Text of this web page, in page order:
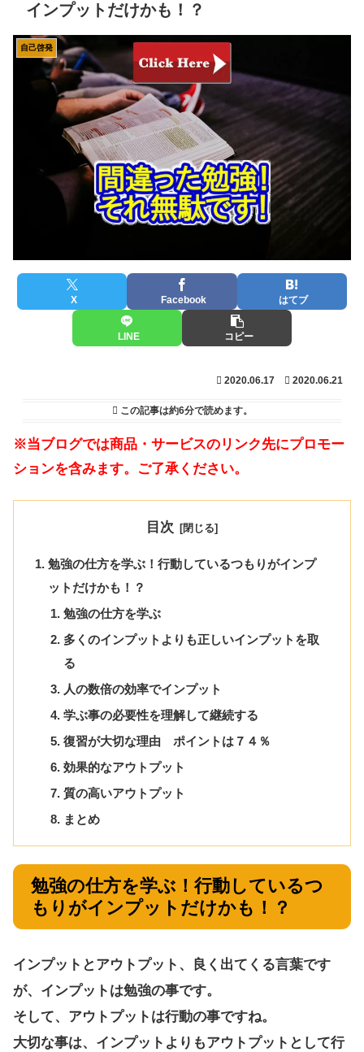
インプットだけかも！？
自己啓発
X Facebook はてブ
LINE コピー
2020.06.17 2020.06.21
この記事は約6分で読めます。
※当ブログでは商品・サービスのリンク先にプロモー
ションを含みます。ご了承ください。
目次
勉強の仕方を学ぶ！行動しているつもりがインプ
ットだけかも！？
勉強の仕方を学ぶ
多くのインプットよりも正しいインプットを取
る
人の数倍の効率でインプット
学ぶ事の必要性を理解して継続する
復習が大切な理由 ポイントは７４％
効果的なアウトプット
質の高いアウトプット
まとめ
勉強の仕方を学ぶ！行動しているつ
もりがインプットだけかも！？
インプットとアウトプット、良く出てくる言葉です
が、インプットは勉強の事です。
そして、アウトプットは行動の事ですね。
大切な事は、インプットよりもアウトプットとして行